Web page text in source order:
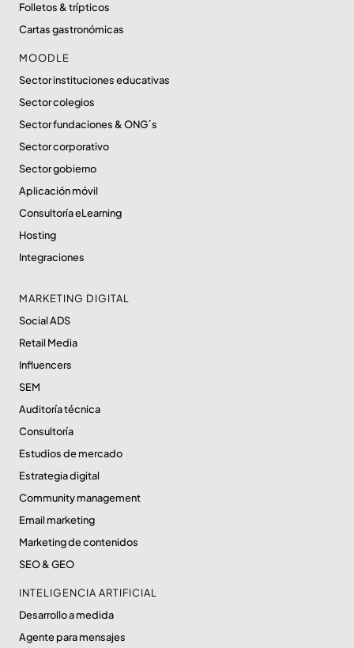
Folletos & trípticos
Cartas gastronómicas
MOODLE
Sector instituciones educativas
Sector colegios
Sector fundaciones & ONG´s
Sector corporativo
Sector gobierno
Aplicación móvil
Consultoría eLearning
Hosting
Integraciones
MARKETING DIGITAL
Social ADS
Retail Media
Influencers
SEM
Auditoría técnica
Consultoría
Estudios de mercado
Estrategia digital
Community management
Email marketing
Marketing de contenidos
SEO & GEO
INTELIGENCIA ARTIFICIAL
Desarrollo a medida
Agente para mensajes